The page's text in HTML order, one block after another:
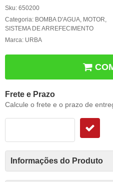
Sku: 650200
Categoria: BOMBA D'AGUA, MOTOR,
SISTEMA DE ARREFECIMENTO
Marca: URBA
Frete e Prazo
Calcule o frete e o prazo de
Informações do Produto